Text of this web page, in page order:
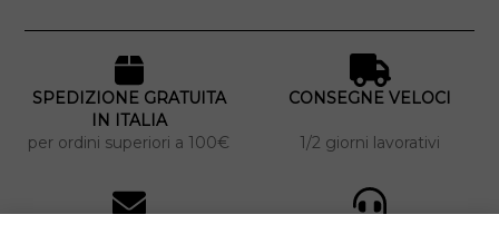
SPEDIZIONE GRATUITA
IN ITALIA
per ordini superiori a 100€
CONSEGNE VELOCI
1/2 giorni lavorativi